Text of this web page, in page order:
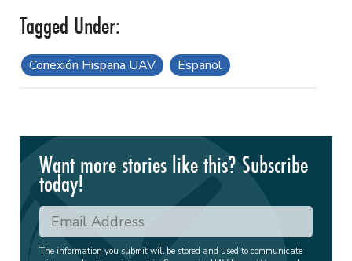
Conexión Hispana UAV Espanol
Want more stories like this? Subscribe
today!
The information you submit will be stored and used to communicate